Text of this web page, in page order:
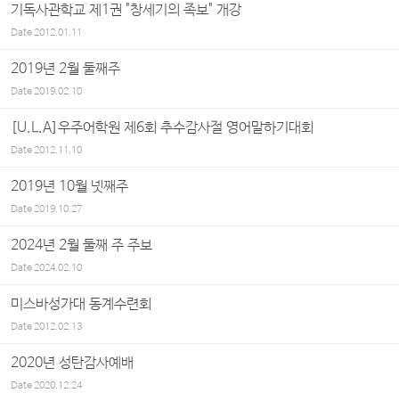
기독사관학교 제1권 "창세기의 족보" 개강
Date2012.01.11
2019년 2월 둘째주
Date2019.02.10
[U.L.A]우주어학원 제6회 추수감사절 영어말하기대회
Date2012.11.10
2019년 10월 넷째주
Date2019.10.27
2024년 2월 둘째 주 주보
Date2024.02.10
미스바성가대 동계수련회
Date2012.02.13
2020년 성탄감사예배
Date2020.12.24